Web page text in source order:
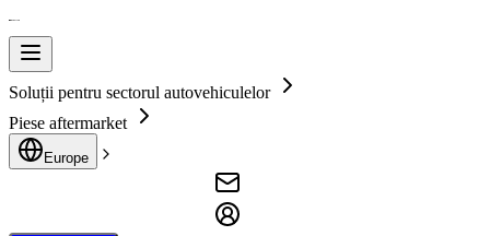
Soluții pentru sectorul autovehiculelor
Piese aftermarket
Europe